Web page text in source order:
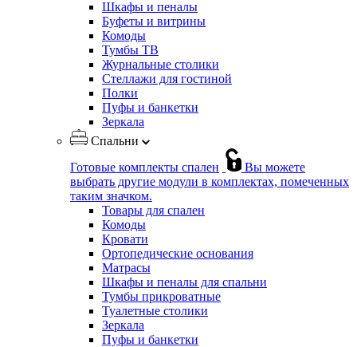
Шкафы и пеналы
Буфеты и витрины
Комоды
Тумбы ТВ
Журнальные столики
Стеллажи для гостиной
Полки
Пуфы и банкетки
Зеркала
Спальни
Готовые комплекты спален
Вы можете
выбрать другие модули в комплектах, помеченных
таким значком.
Товары для спален
Комоды
Кровати
Ортопедические основания
Матрасы
Шкафы и пеналы для спальни
Тумбы прикроватные
Туалетные столики
Зеркала
Пуфы и банкетки